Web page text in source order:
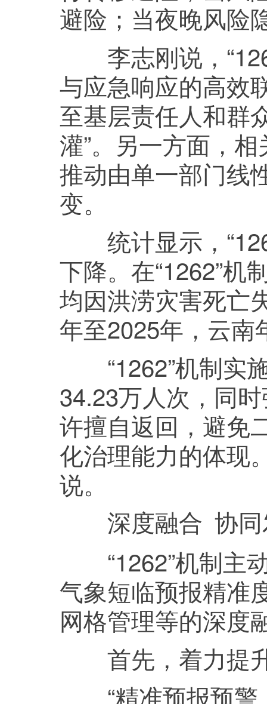
避险；当夜晚风险
李志刚说，
与应急响应的高效
至基层责任人和群
灌”。另一方面，
推动由单一部门线
变。
统计显示，
下降。在“1262”机
均因洪涝灾害死亡
年至2025年，云南
“1262”机制实
34.23万人次，同
许擅自返回，避免
化治理能力的体现
说。
深度融合 协同
“1262”机制主
气象短临预报精准
网格管理等的深度
首先，着力提升
“精准预报预警